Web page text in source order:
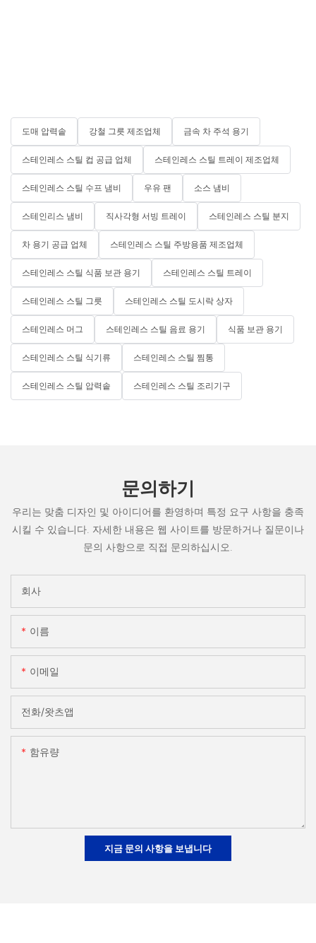
도매 압력솥 강철 그릇 제조업체 금속 차 주석 용기
스테인레스 스틸 컵 공급 업체 스테인레스 스틸 트레이 제조업체
스테인레스 스틸 수프 냄비 우유 팬 소스 냄비
스테인리스 냄비 직사각형 서빙 트레이 스테인레스 스틸 분지
차 용기 공급 업체 스테인레스 스틸 주방용품 제조업체
스테인레스 스틸 식품 보관 용기 스테인레스 스틸 트레이
스테인레스 스틸 그릇 스테인레스 스틸 도시락 상자
스테인레스 머그 스테인레스 스틸 음료 용기 식품 보관 용기
스테인레스 스틸 식기류 스테인레스 스틸 찜통
스테인레스 스틸 압력솥 스테인레스 스틸 조리기구
문의하기
우리는 맞춤 디자인 및 아이디어를 환영하며 특정 요구 사항을 충족
시킬 수 있습니다. 자세한 내용은 웹 사이트를 방문하거나 질문이나
문의 사항으로 직접 문의하십시오.
회사
이름
이메일
전화/왓츠앱
함유량
지금 문의 사항을 보냅니다